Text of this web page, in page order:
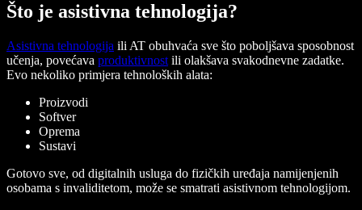
Što je asistivna tehnologija?
Asistivna tehnologija ili AT obuhvaća sve što poboljšava sposobnost
učenja, povećava produktivnost ili olakšava svakodnevne zadatke.
Evo nekoliko primjera tehnoloških alata:
Proizvodi
Softver
Oprema
Sustavi
Gotovo sve, od digitalnih usluga do fizičkih uređaja namijenjenih
osobama s invaliditetom, može se smatrati asistivnom tehnologijom.